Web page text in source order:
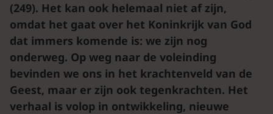
(249). Het kan ook helemaal niet af zijn,
omdat het gaat over het Koninkrijk van God
dat immers komende is: we zijn nog
onderweg. Op weg naar de voleinding
bevinden we ons in het krachtenveld van de
Geest, maar er zijn ook tegenkrachten. Het
verhaal is volop in ontwikkeling, nieuwe